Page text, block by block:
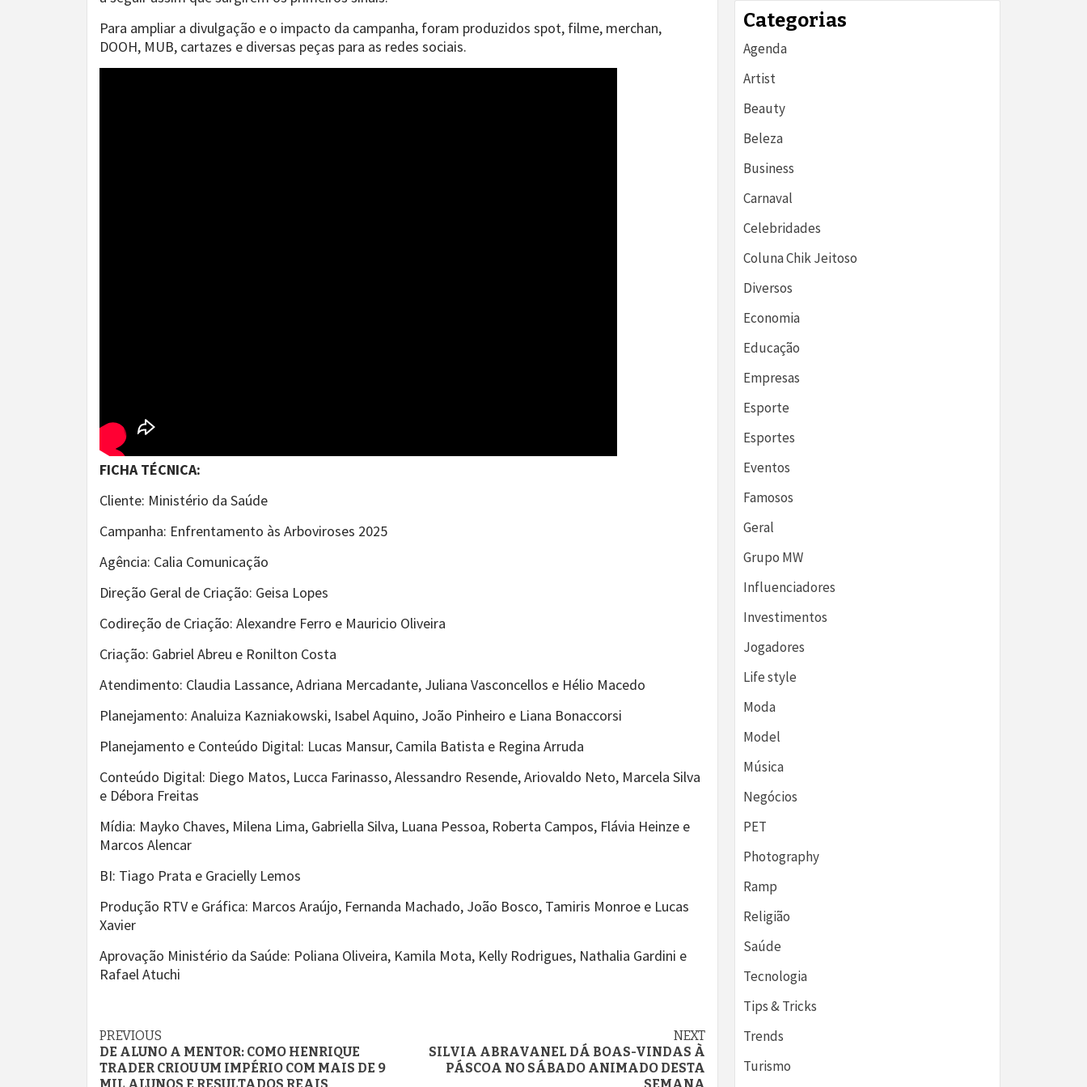
Para ampliar a divulgação e o impacto da campanha, foram produzidos spot, filme, merchan,
DOOH, MUB, cartazes e diversas peças para as redes sociais.
FICHA TÉCNICA:
Cliente: Ministério da Saúde
Campanha: Enfrentamento às Arboviroses 2025
Agência: Calia Comunicação
Direção Geral de Criação: Geisa Lopes
Codireção de Criação: Alexandre Ferro e Mauricio Oliveira
Criação: Gabriel Abreu e Ronilton Costa
Atendimento: Claudia Lassance, Adriana Mercadante, Juliana Vasconcellos e Hélio Macedo
Planejamento: Analuiza Kazniakowski, Isabel Aquino, João Pinheiro e Liana Bonaccorsi
Planejamento e Conteúdo Digital: Lucas Mansur, Camila Batista e Regina Arruda
Conteúdo Digital: Diego Matos, Lucca Farinasso, Alessandro Resende, Ariovaldo Neto, Marcela Silva
e Débora Freitas
Mídia: Mayko Chaves, Milena Lima, Gabriella Silva, Luana Pessoa, Roberta Campos, Flávia Heinze e
Marcos Alencar
BI: Tiago Prata e Gracielly Lemos
Produção RTV e Gráfica: Marcos Araújo, Fernanda Machado, João Bosco, Tamiris Monroe e Lucas
Xavier
Aprovação Ministério da Saúde: Poliana Oliveira, Kamila Mota, Kelly Rodrigues, Nathalia Gardini e
Rafael Atuchi
Continue
Reading
PREVIOUS
DE ALUNO A MENTOR: COMO HENRIQUE
TRADER CRIOU UM IMPÉRIO COM MAIS DE 9
NEXT
SILVIA ABRAVANEL DÁ BOAS-VINDAS À
PÁSCOA NO SÁBADO ANIMADO DESTA
Categorias
Agenda
Artist
Beauty
Beleza
Business
Carnaval
Celebridades
Coluna Chik Jeitoso
Diversos
Economia
Educação
Empresas
Esporte
Esportes
Eventos
Famosos
Geral
Grupo MW
Influenciadores
Investimentos
Jogadores
Life style
Moda
Model
Música
Negócios
PET
Photography
Ramp
Religião
Saúde
Tecnologia
Tips & Tricks
Trends
Turismo